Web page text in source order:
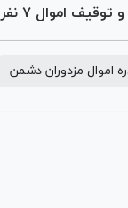
به وطن در استان ایلام به نفع ملت
اموال مزدوران دشمن